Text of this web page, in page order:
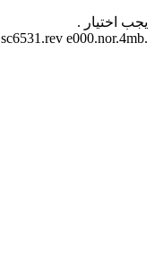
يجب اختيار .
.cpu sc6531.rev e000.nor.4mb